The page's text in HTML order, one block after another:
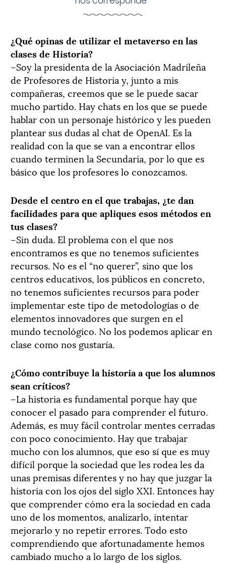
¿Qué opinas de utilizar el metaverso en las
clases de Historia?
–Soy la presidenta de la Asociación Madrileña
de Profesores de Historia y, junto a mis
compañeras, creemos que se le puede sacar
mucho partido. Hay chats en los que se puede
hablar con un personaje histórico y les pueden
plantear sus dudas al chat de OpenAI. Es la
realidad con la que se van a encontrar ellos
cuando terminen la Secundaria, por lo que es
básico que los profesores lo conozcamos.
Desde el centro en el que trabajas, ¿te dan
facilidades para que apliques esos métodos en
tus clases?
–Sin duda. El problema con el que nos
encontramos es que no tenemos suficientes
recursos. No es el “no querer”, sino que los
centros educativos, los públicos en concreto,
no tenemos suficientes recursos para poder
implementar este tipo de metodologías o de
elementos innovadores que surgen en el
mundo tecnológico. No los podemos aplicar en
clase como nos gustaría.
¿Cómo contribuye la historia a que los alumnos
sean críticos?
–La historia es fundamental porque hay que
conocer el pasado para comprender el futuro.
Además, es muy fácil controlar mentes cerradas
con poco conocimiento. Hay que trabajar
mucho con los alumnos, que eso sí que es muy
difícil porque la sociedad que les rodea les da
unas premisas diferentes y no hay que juzgar la
historia con los ojos del siglo XXI. Entonces hay
que comprender cómo era la sociedad en cada
uno de los momentos, analizarlo, intentar
mejorarlo y no repetir errores. Todo esto
comprendiendo que afortunadamente hemos
cambiado mucho a lo largo de los siglos.